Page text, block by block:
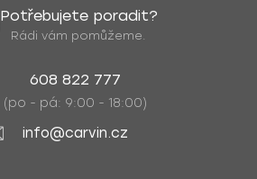
Potřebujete poradit?
Rádi vám pomůžeme.
608 822 777
(po - pá: 9:00 - 18:00)
info@carvin.cz